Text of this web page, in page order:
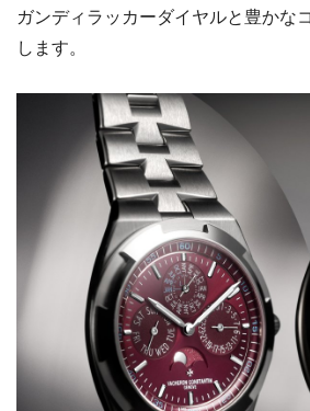
ガンディラッカーダイヤルと豊かな
します。